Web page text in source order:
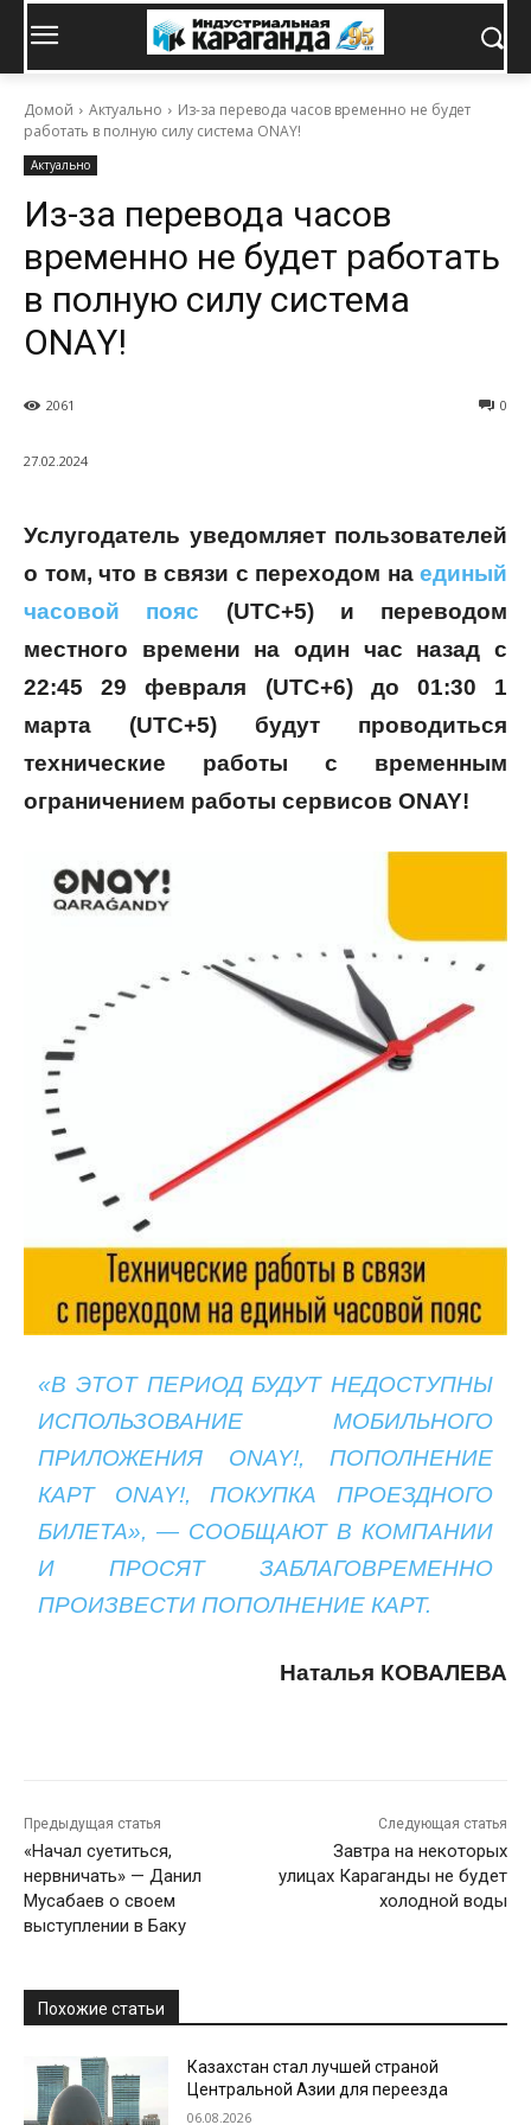
Домой Актуально
Из-за перевода часов временно не будет
работать в полную силу система ONAY!
Актуально
Из-за перевода часов
временно не будет работать
в полную силу система
ONAY!
0
2061
27.02.2024
Услугодатель уведомляет пользователей
о том, что в связи с переходом на единый
часовой пояс (UTC+5) и переводом
местного времени на один час назад с
22:45 29 февраля (UTC+6) до 01:30 1
марта (UTC+5) будут проводиться
технические работы с временным
ограничением работы сервисов ONAY!
«В ЭТОТ ПЕРИОД БУДУТ НЕДОСТУПНЫ
ИСПОЛЬЗОВАНИЕ МОБИЛЬНОГО
ПРИЛОЖЕНИЯ ONAY!, ПОПОЛНЕНИЕ
КАРТONAY!, ПОКУПКА ПРОЕЗДНОГО
БИЛЕТА», — СООБЩАЮТ В КОМПАНИИ
И ПРОСЯТ ЗАБЛАГОВРЕМЕННО
ПРОИЗВЕСТИ ПОПОЛНЕНИЕ КАРТ.
Наталья КОВАЛЕВА
Предыдущая статья
«Начал суетиться,
нервничать» — Данил
Мусабаев о своем
выступлении в Баку
Следующая статья
Завтра на некоторых
улицах Караганды не будет
холодной воды
Похожие статьи
Казахстан стал лучшей страной
Центральной Азии для переезда
06.08.2026